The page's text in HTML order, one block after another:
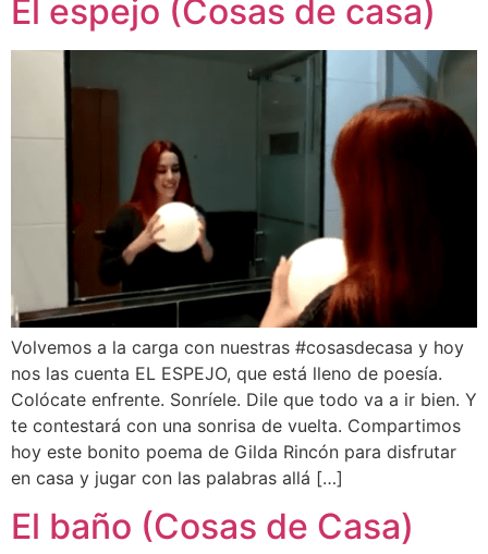
El espejo (Cosas de casa)
Volvemos a la carga con nuestras #cosasdecasa y hoy
nos las cuenta EL ESPEJO, que está lleno de poesía.
Colócate enfrente. Sonríele. Dile que todo va a ir bien. Y
te contestará con una sonrisa de vuelta. Compartimos
hoy este bonito poema de Gilda Rincón para disfrutar
en casa y jugar con las palabras allá […]
El baño (Cosas de Casa)